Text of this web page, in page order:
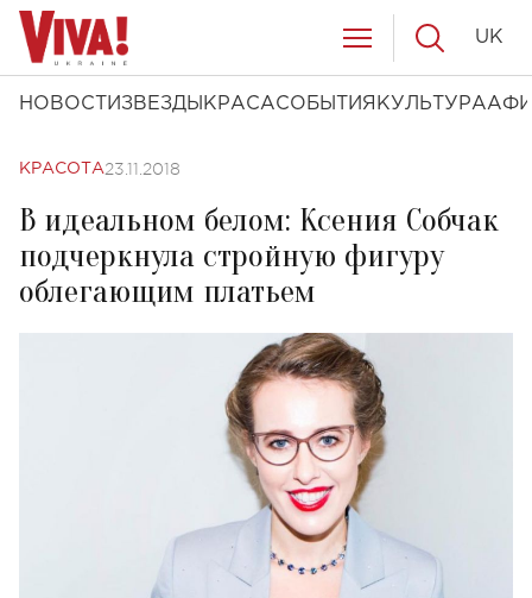
НОВОСТИ ЗВЕЗДЫ КРАСАСОБЫТИЯ КУЛЬТУРА
UK
КРАСОТА23.11.2018
В идеальном белом: Ксения Собчак
подчеркнула стройную фигуру
облегающим платьем